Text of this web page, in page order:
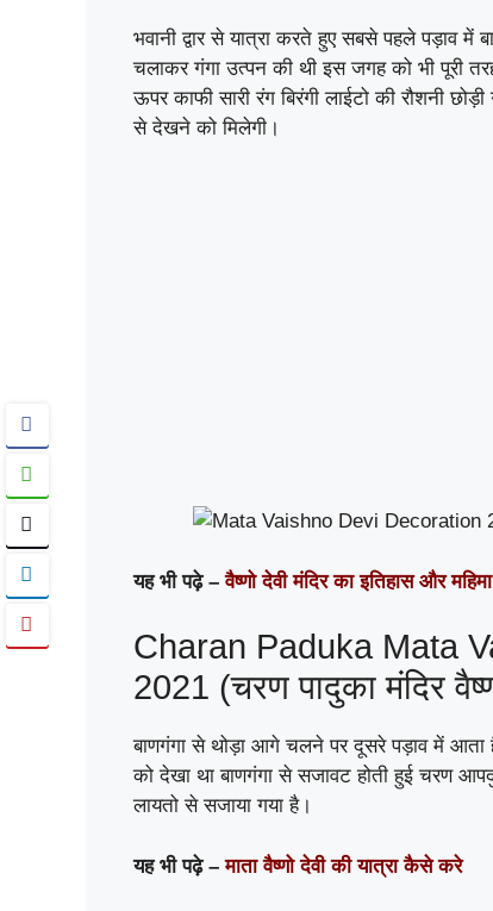
भवानी द्वार से यात्रा करते हुए सबसे पहले पड़ाव में
चलाकर गंगा उत्पन की थी इस जगह को भी पूरी
ऊपर काफी सारी रंग बिरंगी लाईटो की रौशनी
से देखने को मिलेगी।
यह भी पढ़े – वैष्णो देवी मंदिर का इतिहास और महिमा
Charan Paduka Mata
2021 (चरण पादुका मंदिर
बाणगंगा से थोड़ा आगे चलने पर दूसरे पड़ाव में आता
को देखा था बाणगंगा से सजावट होती हुई चरण
लायतो से सजाया गया है।
यह भी पढ़े –माता वैष्णो देवी की यात्रा कैसे करे